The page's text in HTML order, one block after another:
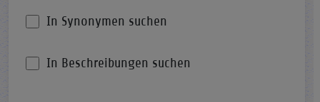
In Synonymen suchen
In Beschreibungen suchen